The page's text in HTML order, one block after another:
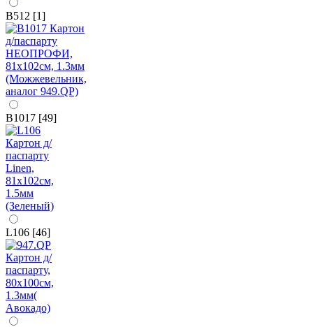
B512 [1]
B1017 [49]
L106 [46]